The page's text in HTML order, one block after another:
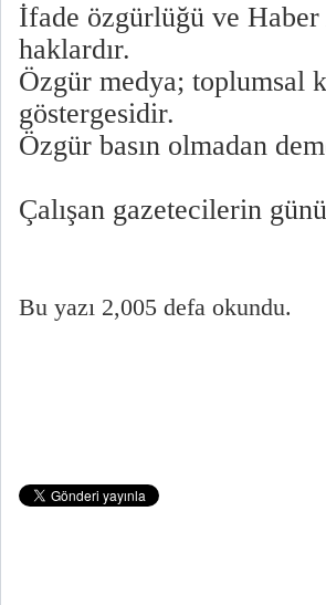
İfade özgürlüğü ve
haklardır.
Özgür medya; toplumsal
göstergesidir.
Özgür basın olmadan
Çalışan gazetecilerin
Bu yazı 2,005 defa okundu.